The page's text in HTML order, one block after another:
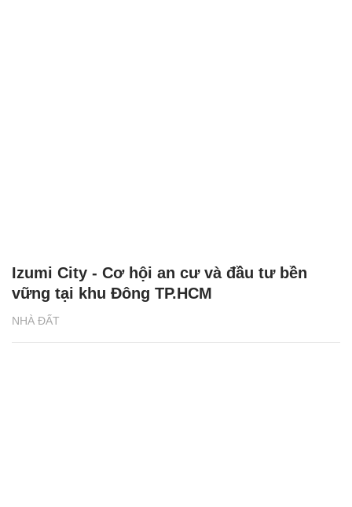
NHÀ ĐẤT
Izumi City - Cơ hội an cư và đầu tư bền
vững tại khu Đông TP.HCM